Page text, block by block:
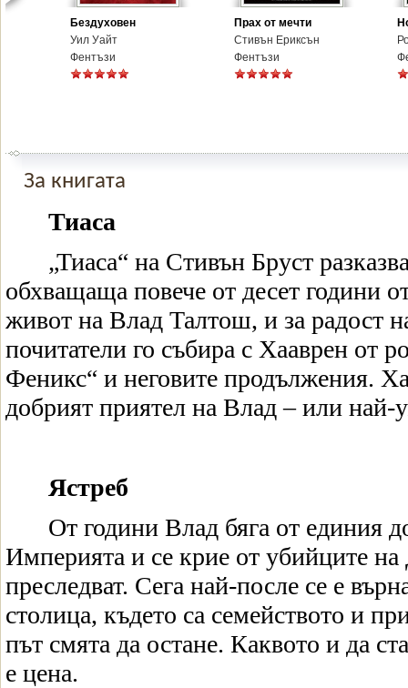
Бездуховен
Уил Уайт
Фентъзи
Прах от мечти
Стивън Ериксън
Фентъзи
За книгата
Тиаса
„Тиаса“ на Стивън Бруст
обхващаща повече от десет години
живот на Влад Талтош, и за радост
почитатели го събира с Хааврен от
Феникс“ и неговите продължения.
добрият приятел на Влад – или най-
Ястреб
От години Влад бяга от единия
Империята и се крие от убийците на
преследват. Сега най-после се е
столица, където са семейството и
път смята да остане. Каквото и да
е цена.